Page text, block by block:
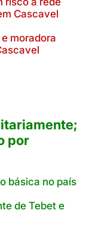
Cascavel
moradora
por
básica no país
de Tebet e